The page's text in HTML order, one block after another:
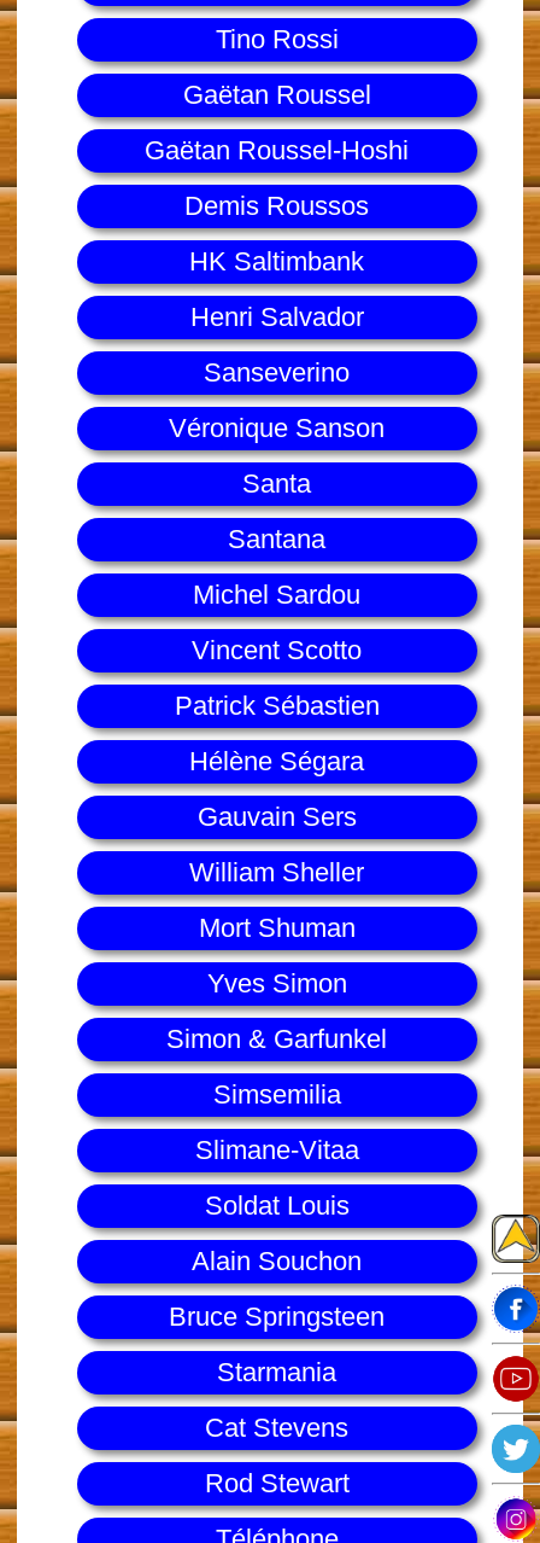
Tino Rossi
Gaëtan Roussel
Gaëtan Roussel-Hoshi
Demis Roussos
HK Saltimbank
Henri Salvador
Sanseverino
Véronique Sanson
Santa
Santana
Michel Sardou
Vincent Scotto
Patrick Sébastien
Hélène Ségara
Gauvain Sers
William Sheller
Mort Shuman
Yves Simon
Simon & Garfunkel
Simsemilia
Slimane-Vitaa
Soldat Louis
Alain Souchon
Bruce Springsteen
Starmania
Cat Stevens
Rod Stewart